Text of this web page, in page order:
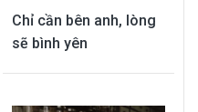
Chỉ cần bên anh, lòng
sẽ bình yên